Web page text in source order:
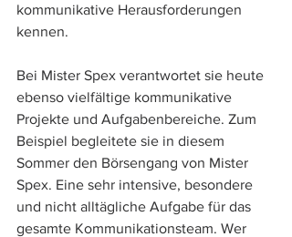
kommunikative Herausforderungen
kennen.
Bei Mister Spex verantwortet sie heute
ebenso vielfältige kommunikative
Projekte und Aufgabenbereiche. Zum
Beispiel begleitete sie in diesem
Sommer den Börsengang von Mister
Spex. Eine sehr intensive, besondere
und nicht alltägliche Aufgabe für das
gesamte Kommunikationsteam. Wer